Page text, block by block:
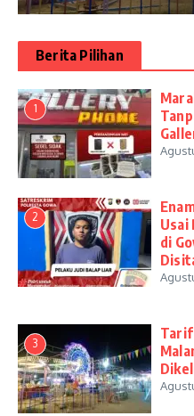
Berita Pilihan
1
2
Usai
di
3
Tarif